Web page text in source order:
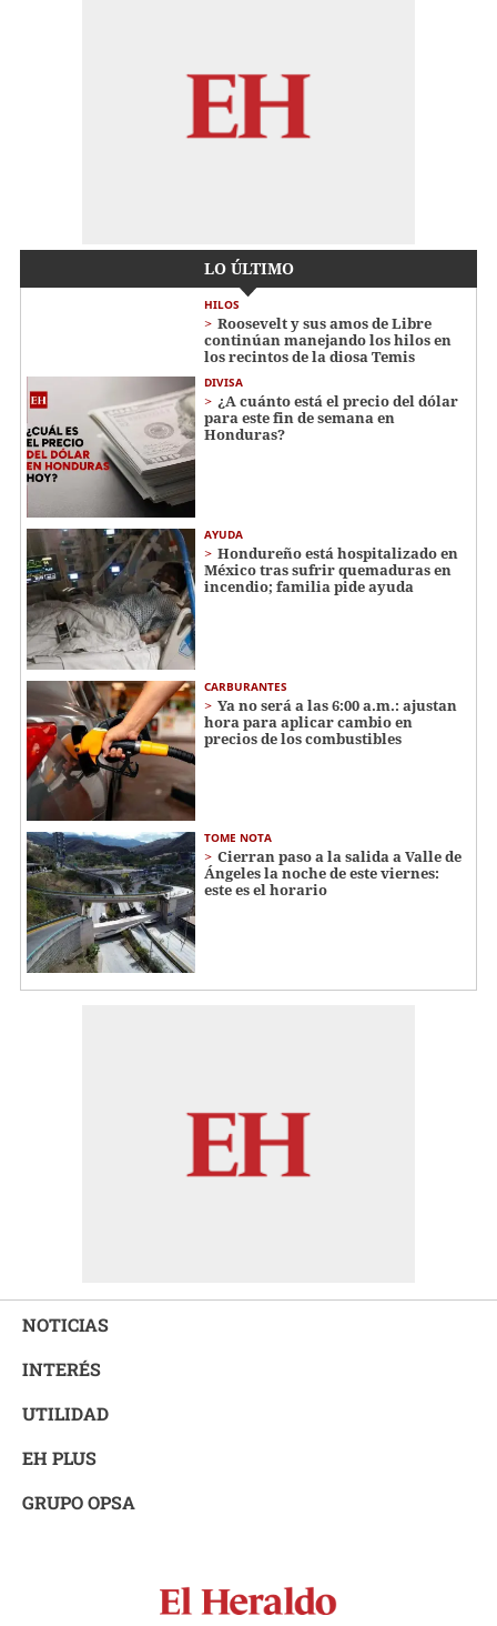
LO ÚLTIMO
HILOS
Roosevelt y sus amos de Libre
continúan manejando los hilos en
los recintos de la diosa Temis
DIVISA
¿A cuánto está el precio del dólar
para este fin de semana en
Honduras?
AYUDA
Hondureño está hospitalizado en
México tras sufrir quemaduras en
incendio; familia pide ayuda
CARBURANTES
Ya no será a las 6:00 a.m.: ajustan
hora para aplicar cambio en
precios de los combustibles
TOME NOTA
Cierran paso a la salida a Valle de
Ángeles la noche de este viernes:
este es el horario
NOTICIAS
INTERÉS
UTILIDAD
EH PLUS
GRUPO OPSA